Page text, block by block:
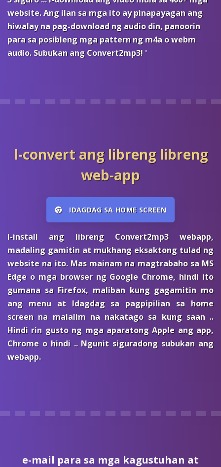
website. Ang ilan sa mga ito ay pinapayagan ang
hiwalay na pag-download ng audio din, panoorin
para sa posibleng mga pattern ng m4a o webm
audio. Subukan ang Convert2mp3! '
I-convert ang libreng libreng
web-app
IDAGDAG SA HOME SCREEN
I-install ang libreng Convert2mp3 webapp,
madaling gamitin at mukhang eksaktong tulad ng
website na ito. Mas mainam na magtrabaho sa MS
Edge o mga browser ng Google Chrome, hindi ito
gumana sa Firefox, maliban kung gagamitin mo
ang menu at Idagdag sa pagpipilian sa home
screen na malalim na nakatago sa kung saan ..
Hindi rin gusto ng mga aparatong Apple ang app,
Chrome o hindi .. Ngunit siguradong subukan ang
webapp.
e-mail para sa mga kagustuhan at